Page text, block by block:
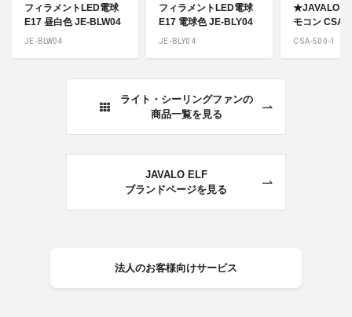
フィラメントLED電球
E17 昼白色 JE-BLW04
JE-BLW04
フィラメントLED電球
E17 電球色 JE-BLY04
JE-BLY04
★JAVALO
モコン CSA-
CSA-500-1
ライト・シーリングファンの
商品一覧を見る
JAVALO ELF
ブランドページを見る
法人のお客様向けサービス